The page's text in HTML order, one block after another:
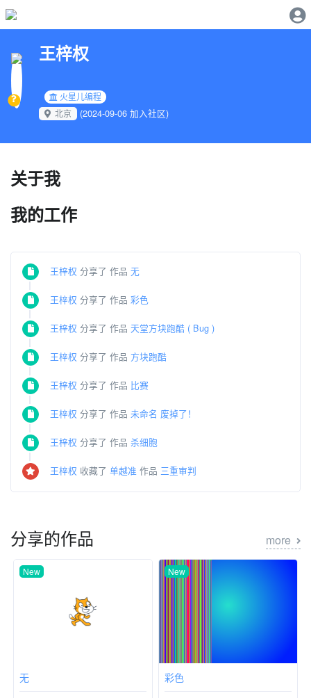
王梓权
火星儿编程
北京
(2024-09-06 加入社区)
关于我
我的工作
王梓权 分享了 作品 无
王梓权 分享了 作品 彩色
王梓权 分享了 作品 天堂方块跑酷 ( Bug )
王梓权 分享了 作品 方块跑酷
王梓权 分享了 作品 比赛
王梓权 分享了 作品 未命名 废掉了！
王梓权 分享了 作品 杀细胞
王梓权 收藏了 单越准 作品 三重审判
分享的作品 more
New
无
New
彩色